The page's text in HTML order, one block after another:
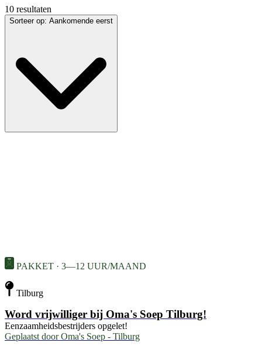
10 resultaten
Sorteer op: Aankomende eerst
PAKKET · 3—12 UUR/MAAND
Tilburg
Word vrijwilliger bij Oma's Soep Tilburg!
Eenzaamheidsbestrijders opgelet!
Geplaatst door Oma's Soep - Tilburg